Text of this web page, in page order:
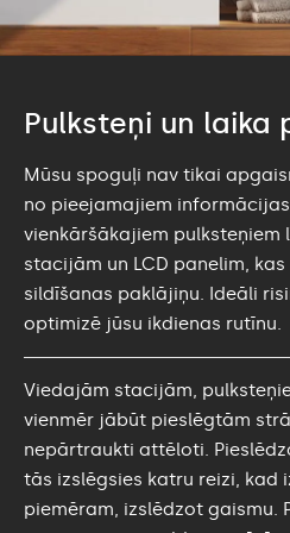
Pulksteņi un laika
Mūsu spoguļi nav tikai
no pieejamajiem
vienkāršākajiem pulksteņiem
stacijām un LCD panelim,
sildīšanas paklājiņu. Ideāli
optimizē jūsu ikdienas rutīnu.
Viedajām stacijām,
vienmēr jābūt pieslēgtām
nepārtraukti attēloti.
tās izslēgsies katru reizi, kad
piemēram, izslēdzot gaismu.